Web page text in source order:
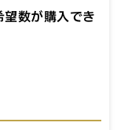
数が購入でき